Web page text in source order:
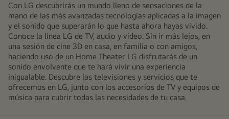
Con LG descubrirás un mundo lleno de sensaciones de la
mano de las más avanzadas tecnologías aplicadas a la imagen
y el sonido que superarán lo que hasta ahora hayas vivido.
Conoce la línea LG de TV, audio y video. Sin ir más lejos, en
una sesión de cine 3D en casa, en familia o con amigos,
haciendo uso de un Home Theater LG disfrutarás de un
sonido envolvente que te hará vivir una experiencia
inigualable. Descubre las televisiones y servicios que te
ofrecemos en LG, junto con los accesorios de TV y equipos de
música para cubrir todas las necesidades de tu casa.